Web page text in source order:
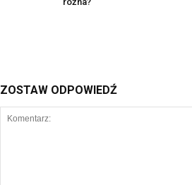
ZOSTAW ODPOWIEDŹ